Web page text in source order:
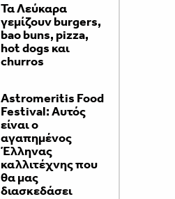
Τα Λεύκαρα
γεμίζουν burgers,
bao buns, pizza,
hot dogs και
churros
Astromeritis Food
Festival: Αυτός
είναι ο
αγαπημένος
Έλληνας
καλλιτέχνης που
θα μας
διασκεδάσει